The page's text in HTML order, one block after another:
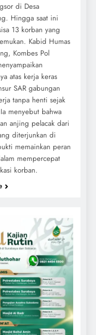
di Desa
Hingga saat ini
13 korban yang
Kabid Humas
Kombes Pol
atas kerja keras
SAR gabungan
tanpa henti sejak
menyebut bahwa
anjing pelacak dari
diterjunkan di
memainkan peran
mempercepat
korban.